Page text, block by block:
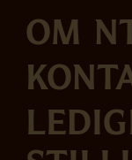
Om